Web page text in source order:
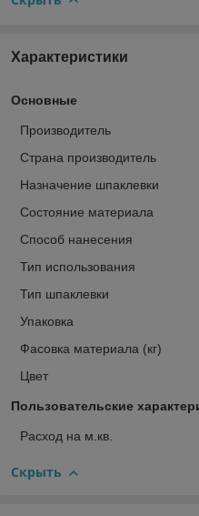
Характеристики
Основные
Производитель
Страна производитель
Назначение шпаклевки
Состояние материала
Способ нанесения
Тип использования
Тип шпаклевки
Упаковка
Фасовка материала (кг)
Цвет
Пользовательские
Расход на м.кв.
Скрыть